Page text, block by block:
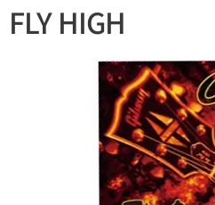
FLY HIGH